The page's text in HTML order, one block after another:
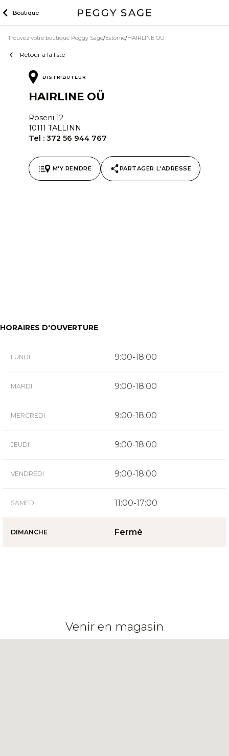
to
Boutique
Retour à la liste
Trouvez votre boutique Peggy Sage Estonie HAIRLINE OÜ
DISTRIBUTEUR
HAIRLINE OÜ
Roseni 12
10111 TALLINN
Tel : 372 56 944 767
M'Y RENDRE PARTAGER L'ADRESSE
HORAIRES D'OUVERTURE
LUNDI 9:00-18:00
MARDI 9:00-18:00
MERCREDI 9:00-18:00
JEUDI 9:00-18:00
VENDREDI 9:00-18:00
SAMEDI 11:00-17:00
DIMANCHE Fermé
Venir en magasin